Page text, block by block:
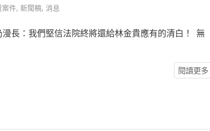
案件, 新聞稿, 消息
長：我們堅信法院終將還給林金貴應有的清白！​ ​​ 無
閱讀更多